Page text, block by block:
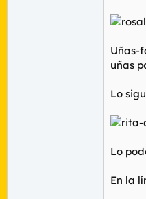
Uñas-
uñas
Lo
Lo
En la